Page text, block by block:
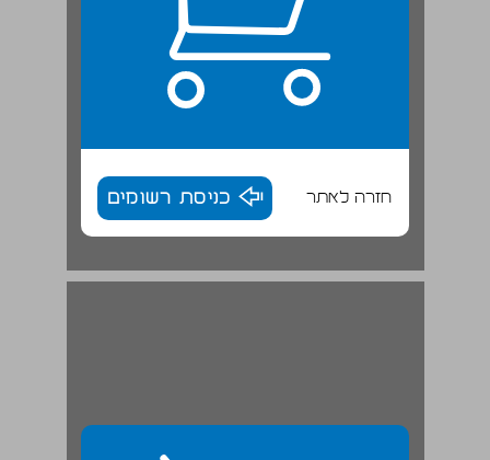
חזרה לאתר כניסת רשומים